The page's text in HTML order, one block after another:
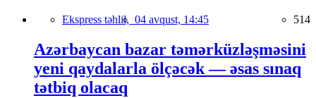
Ekspress təhlil, 04 avqust, 14:45 514
Azərbaycan bazar təmərküzləşməsini
yeni qaydalarla ölçəcək — əsas sınaq
tətbiq olacaq